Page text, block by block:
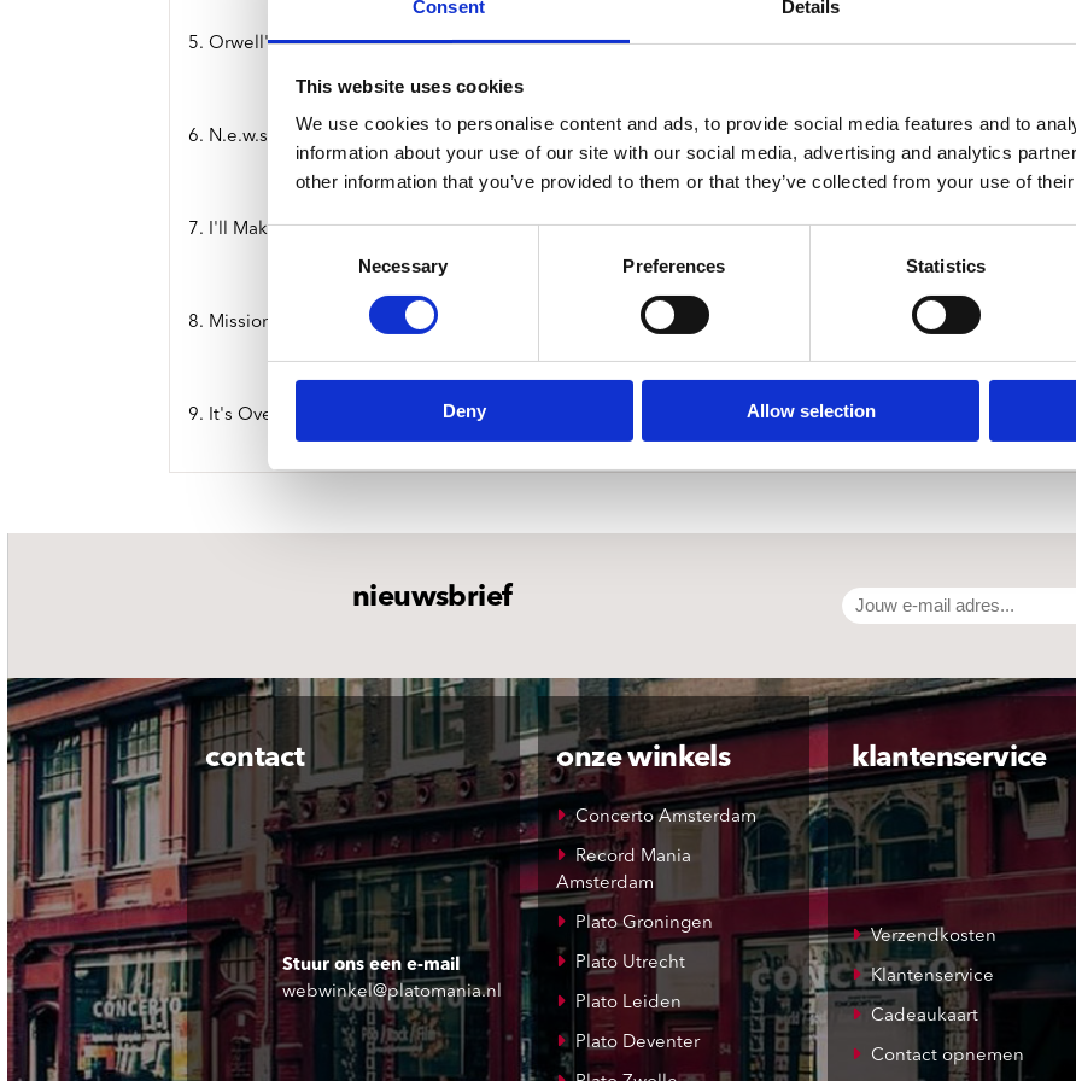
Consent Details
This website uses cookies
We use cookies to personalise content and ads, to provide social media features and to
information about your use of our site with our social media, advertising and analytics
other information that you’ve provided to them or that they’ve collected from your use of
Consent
Necessary Preferences Statistics
Deny Allow selection
5. Orwell's Year
6. N.e.w.s.
7. I'll Make It All Up To You
8. Mission Impossible
9. It's Over Now
nieuwsbrief
contact
Stuur ons een e-mail
webwinkel@platomania.nl
onze winkels
Concerto Amsterdam
Record Mania
Amsterdam
Plato Groningen
Plato Utrecht
Plato Leiden
Plato Deventer
klantenservice
Verzendkosten
Klantenservice
Cadeaukaart
Contact opnemen